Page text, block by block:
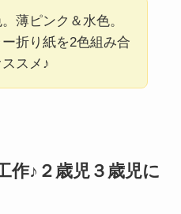
薄ピンク＆水色。
折り紙を2色組み合
スメ♪
作♪２歳児３歳児に